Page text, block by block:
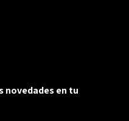
novedades en tu